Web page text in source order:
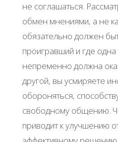
не соглашаться.
обмен мнениями, а не
обязательно должен
проигравший и где одна
непременно должна
другой, вы усмиряете
обороняться,
свободному общению.
приводит к улучшению